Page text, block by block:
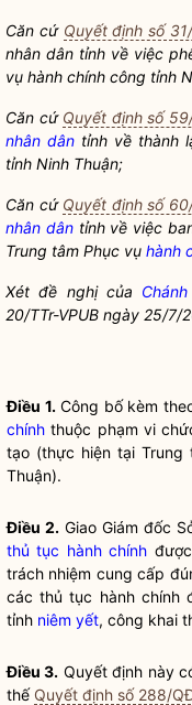
Căn cứ Quyết định số
nhân dântỉnh về việc
vụ hành chính công tỉnh
Căn cứ Quyết định số
nhân dân tỉnh về thành
tỉnh Ninh Thuận;
Căn cứ Quyết định số
nhân dântỉnh về việc
Trung tâm Phục vụ hành
Xét đề nghị của
20/TTr-VPUB ngày 25/7/
Điều 1.Công bố kèm
chính thuộc phạm vi
tạo (thực hiện tại Trung
Thuận).
Điều 2.Giao Giám đốc
thủ tục hành chính
trách nhiệm cung cấp
cácthủ tục hành chính
tỉnh niêm yết, công khai
Điều 3. Quyết định này
thế Quyết định số 288/